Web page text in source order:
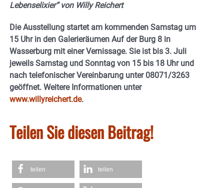
Lebenselixier“ von Willy Reichert
Die Ausstellung startet am kommenden Samstag um
15 Uhr in den Galerieräumen Auf der Burg 8 in
Wasserburg mit einer Vernissage. Sie ist bis 3. Juli
jeweils Samstag und Sonntag von 15 bis 18 Uhr und
nach telefonischer Vereinbarung unter 08071/3263
geöffnet. Weitere Informationen unter
www.willyreichert.de.
Teilen Sie diesen Beitrag!
teilen teilen